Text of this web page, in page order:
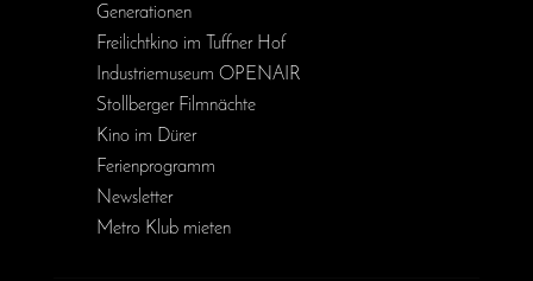
Generationen
Freilichtkino im Tuffner Hof
Industriemuseum OPENAIR
Stollberger Filmnächte
Kino im Dürer
Ferienprogramm
Newsletter
Metro Klub mieten